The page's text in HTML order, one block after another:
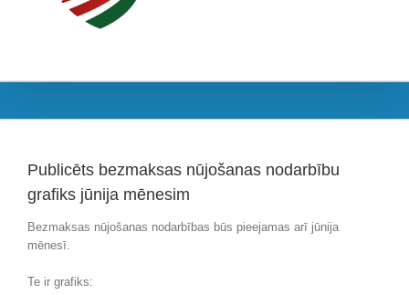
Publicēts bezmaksas nūjošanas nodarbību
grafiks jūnija mēnesim
Bezmaksas nūjošanas nodarbības būs pieejamas arī jūnija
mēnesī.
Te ir grafiks: